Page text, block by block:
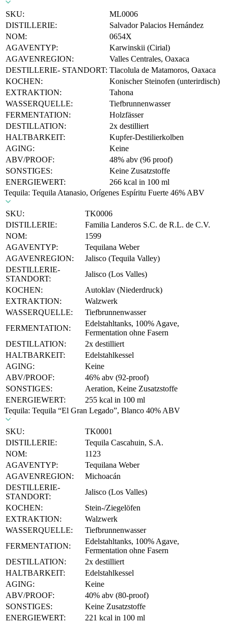
SKU:
ML0006
DISTILLERIE:
Salvador Palacios Hernández
NOM:
0654X
AGAVENTYP:
Karwinskii (Cirial)
AGAVENREGION:
Valles Centrales, Oaxaca
DESTILLERIE- STANDORT: Tlacolula de Matamoros, Oaxaca
KOCHEN:
Konischer Steinofen (unterirdisch)
EXTRAKTION:
Tahona
WASSERQUELLE:
Tiefbrunnenwasser
FERMENTATION:
Holzfässer
DESTILLATION:
2x destilliert
HALTBARKEIT:
Kupfer-Destilierkolben
AGING:
Keine
ABV/PROOF:
48% abv (96 proof)
SONSTIGES:
Keine Zusatzstoffe
ENERGIEWERT:
266 kcal in 100 ml
Tequila: Tequila Atanasio, Orígenes Espíritu Fuerte 46% ABV
SKU:
TK0006
DISTILLERIE:
Familia Landeros S.C. de R.L. de C.V.
NOM:
1599
AGAVENTYP:
Tequilana Weber
AGAVENREGION:
Jalisco (Tequila Valley)
DESTILLERIE-
STANDORT:
Jalisco (Los Valles)
KOCHEN:
Autoklav (Niederdruck)
EXTRAKTION:
Walzwerk
WASSERQUELLE:
Tiefbrunnenwasser
FERMENTATION:
Edelstahltanks, 100% Agave,
Fermentation ohne Fasern
DESTILLATION:
2x destilliert
HALTBARKEIT:
Edelstahlkessel
AGING:
Keine
ABV/PROOF:
46% abv (92-proof)
SONSTIGES:
Aeration, Keine Zusatzstoffe
ENERGIEWERT:
255 kcal in 100 ml
Tequila: Tequila “El Gran Legado”, Blanco 40% ABV
SKU:
TK0001
DISTILLERIE:
Tequila Cascahuin, S.A.
NOM:
1123
AGAVENTYP:
Tequilana Weber
AGAVENREGION:
Michoacán
DESTILLERIE-
STANDORT:
Jalisco (Los Valles)
KOCHEN:
Stein-/Ziegelöfen
EXTRAKTION:
Walzwerk
WASSERQUELLE:
Tiefbrunnenwasser
FERMENTATION:
Edelstahltanks, 100% Agave,
Fermentation ohne Fasern
DESTILLATION:
2x destilliert
HALTBARKEIT:
Edelstahlkessel
AGING:
Keine
ABV/PROOF:
40% abv (80-proof)
SONSTIGES:
Keine Zusatzstoffe
ENERGIEWERT:
221 kcal in 100 ml